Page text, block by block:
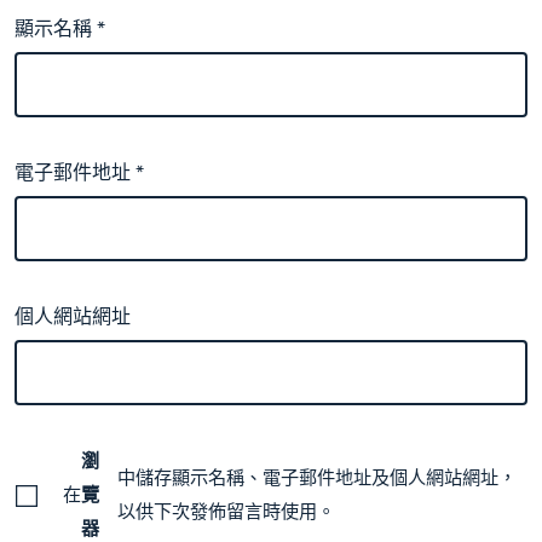
顯示名稱*
電子郵件地址*
個人網站網址
在
瀏
覽
器
中儲存顯示名稱、電子郵件地址及個人網站網址，
以供下次發佈留言時使用。